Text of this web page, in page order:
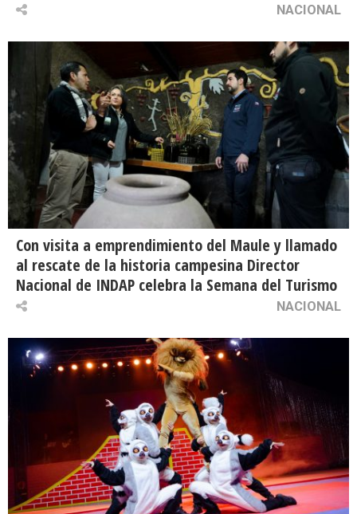
NACIONAL
Con visita a emprendimiento del Maule y llamado
al rescate de la historia campesina Director
Nacional de INDAP celebra la Semana del Turismo
NACIONAL